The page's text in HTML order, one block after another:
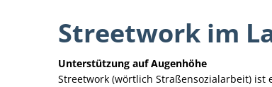
Streetwork im
Unterstützung auf Augenhöhe
Streetwork (wörtlich Straßensozialarbeit)